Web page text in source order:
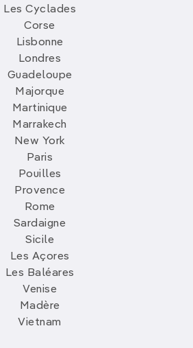
Les Cyclades
Corse
Lisbonne
Londres
Guadeloupe
Majorque
Martinique
Marrakech
New York
Paris
Pouilles
Provence
Rome
Sardaigne
Sicile
Les Açores
Les Baléares
Venise
Madère
Vietnam